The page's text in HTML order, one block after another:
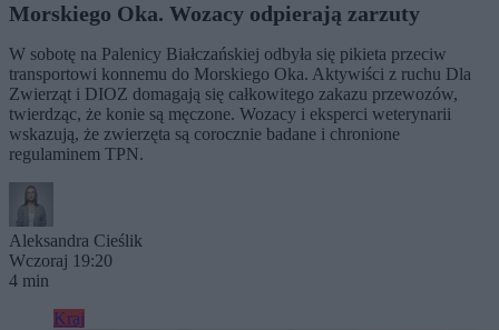
Morskiego Oka. Wozacy odpierają zarzuty
W sobotę na Palenicy Białczańskiej odbyła się pikieta przeciw
transportowi konnemu do Morskiego Oka. Aktywiści z ruchu Dla
Zwierząt i DIOZ domagają się całkowitego zakazu przewozów,
twierdząc, że konie są męczone. Wozacy i eksperci weterynarii
wskazują, że zwierzęta są corocznie badane i chronione
regulaminem TPN.
Aleksandra Cieślik
Wczoraj 19:20
4 min
Kraj